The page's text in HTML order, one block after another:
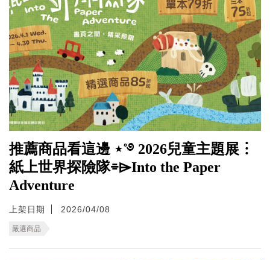
推薦商品看這邊 ⋆˚࿔ 2026兒童主題展︙
紙上世界探險隊⌯⌲Into the Paper
Adventure
上架日期 2026/04/08
嚴選商品